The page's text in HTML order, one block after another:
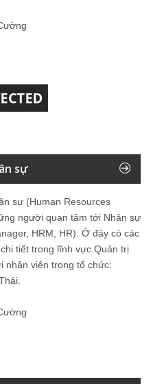
sự
sự (Human Resources
người quan tâm tới Nhân sự
HRM, HR). Ở đây có các
tiết trong lĩnh vực Quản trị
nhân viên trong tổ chức: